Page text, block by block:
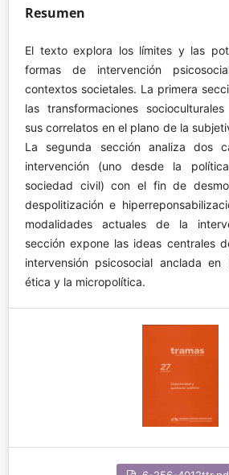
Resumen
El texto explora los límites y las
formas de intervención
contextos societales. La primera
las transformaciones
sus correlatos en el plano de la
La segunda sección analiza dos
intervención (uno desde la
sociedad civil) con el fin de
despolitización e
modalidades actuales de la
sección expone las ideas centrales
intervensión psicosocial anclada
ética y la micropolítica.